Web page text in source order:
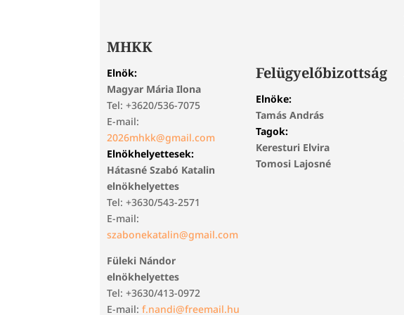
MHKK
Elnök:
Magyar Mária Ilona
Tel: +3620/536-7075
E-mail:
2026mhkk@gmail.com
Elnökhelyettesek:
Hátasné Szabó Katalin
elnökhelyettes
Tel: +3630/543-2571
E-mail:
szabonekatalin@gmail.com
Füleki Nándor
elnökhelyettes
Tel: +3630/413-0972
E-mail:f.nandi@freemail.hu
Felügyelőbizottság
Elnöke:
Tamás András
Tagok:
Keresturi Elvira
Tomosi Lajosné